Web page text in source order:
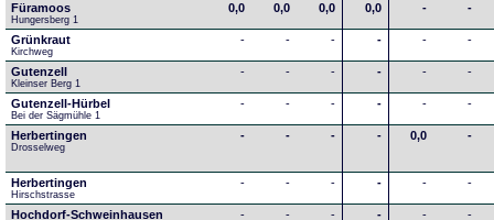
Füramoos
Hungersberg 1
0,0 0,0 0,0 0,0 - -
Grünkraut
Kirchweg
- - - - - -
Gutenzell
Kleinser Berg 1
- - - - - -
Gutenzell-Hürbel
Bei der Sägmühle 1
- - - - - -
Herbertingen
Drosselweg
- - - - 0,0 -
Herbertingen
Hirschstrasse
- - - - - -
Hochdorf-Schweinhausen - - - - - -